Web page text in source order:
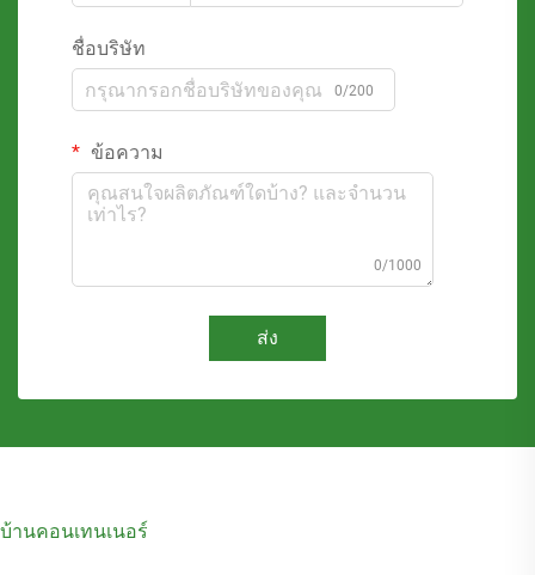
ชื่อบริษัท
0/200
ข้อความ
0/1000
ส่ง
บ้านคอนเทนเนอร์